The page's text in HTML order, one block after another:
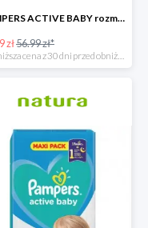
PAMPERS ACTIVE BABY rozmiar 7, 40 pieluszek, 15+ kg
zł56.99 zł*